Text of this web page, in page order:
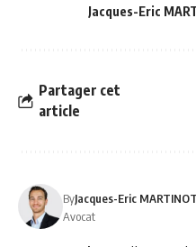
Jacques-Eric
Partager cet
article
ByJacques-Eric MARTINOT
Avocat